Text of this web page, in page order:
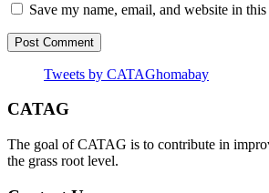
Save my name, email, and website in
Tweets by CATAGhomabay
CATAG
The goal of CATAG is to contribute in
the grass root level.